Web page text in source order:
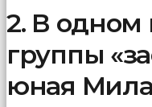
sex
hikayeleri
Onun
derdinin
dermanı
benim
2. В одном
группы
юная